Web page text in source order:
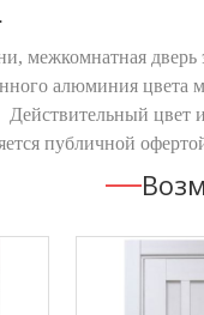
межкомнатная
алюминия цвета
цвет и
публичной